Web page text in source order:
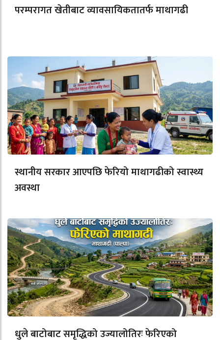
परम्परागत खेतीबाट व्यावसायिकतातर्फ माथागढी
स्थानीय सरकार आएपछि फेरियो माथागढीको स्वास्थ्य
अवस्था
धुले बाटोबाट समृद्धिको उज्यालोतिरः फेरिएको